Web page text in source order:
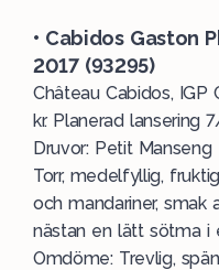
• Cabidos Gaston
2017 (93295)
Château Cabidos, IGP
kr. Planerad lansering
Druvor: Petit Manseng
Torr, medelfyllig,
och mandariner, smak
nästan en lätt sötma i
Omdöme: Trevlig,